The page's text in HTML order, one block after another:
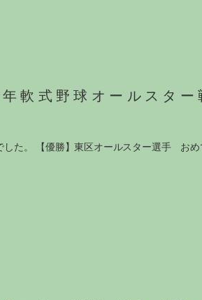
軟式野球オールスター
た。 【優勝】東区オールスター選手 おめ